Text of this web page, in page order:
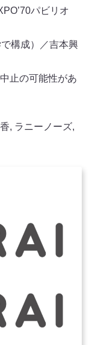
パビリオ
構成）／吉本興
止の可能性があ
, ラニーノーズ,